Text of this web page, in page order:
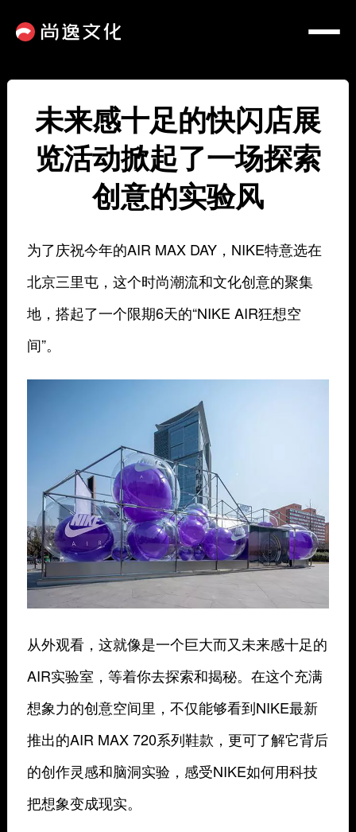
未来感十足的快闪店展
览活动掀起了一场探索
创意的实验风
为了庆祝今年的AIR MAX DAY，NIKE特意选在
北京三里屯，这个时尚潮流和文化创意的聚集
地，搭起了一个限期6天的“NIKE AIR狂想空
间”。
从外观看，这就像是一个巨大而又未来感十足的
AIR实验室，等着你去探索和揭秘。在这个充满
想象力的创意空间里，不仅能够看到NIKE最新
推出的AIR MAX 720系列鞋款，更可了解它背后
的创作灵感和脑洞实验，感受NIKE如何用科技
把想象变成现实。